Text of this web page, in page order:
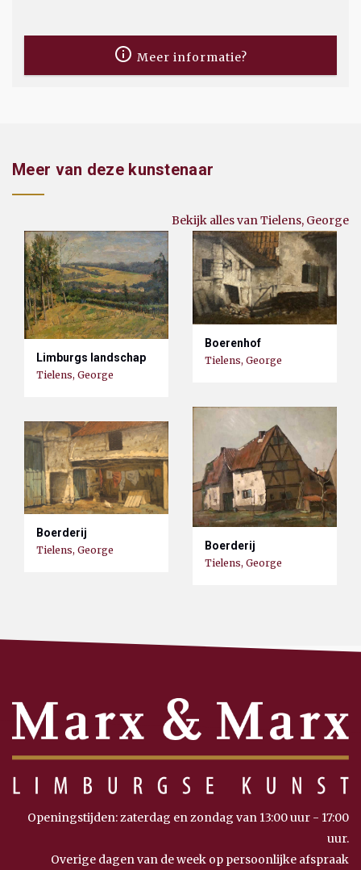
Meer informatie?
Meer van deze kunstenaar
Bekijk alles van Tielens, George
Limburgs landschap
Tielens, George
Boerenhof
Tielens, George
Boerderij
Tielens, George
Boerderij
Tielens, George
Openingstijden: zaterdag en zondag van 13:00 uur - 17:00
uur.
Overige dagen van de week op persoonlijke afspraak